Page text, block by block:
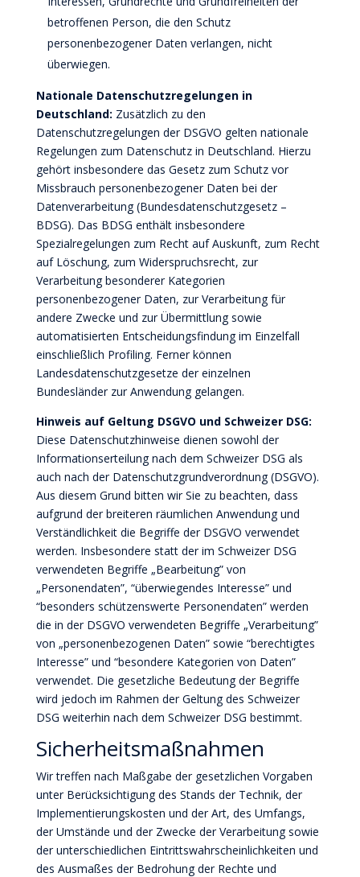
betroffenen Person, die den Schutz
personenbezogener Daten verlangen, nicht
überwiegen.
Nationale Datenschutzregelungen in
Deutschland: Zusätzlich zu den
Datenschutzregelungen der DSGVO gelten nationale
Regelungen zum Datenschutz in Deutschland. Hierzu
gehört insbesondere das Gesetz zum Schutz vor
Missbrauch personenbezogener Daten bei der
Datenverarbeitung (Bundesdatenschutzgesetz –
BDSG). Das BDSG enthält insbesondere
Spezialregelungen zum Recht auf Auskunft, zum Recht
auf Löschung, zum Widerspruchsrecht, zur
Verarbeitung besonderer Kategorien
personenbezogener Daten, zur Verarbeitung für
andere Zwecke und zur Übermittlung sowie
automatisierten Entscheidungsfindung im Einzelfall
einschließlich Profiling. Ferner können
Landesdatenschutzgesetze der einzelnen
Bundesländer zur Anwendung gelangen.
Hinweis auf Geltung DSGVO und Schweizer DSG:
Diese Datenschutzhinweise dienen sowohl der
Informationserteilung nach dem Schweizer DSG als
auch nach der Datenschutzgrundverordnung (DSGVO).
Aus diesem Grund bitten wir Sie zu beachten, dass
aufgrund der breiteren räumlichen Anwendung und
Verständlichkeit die Begriffe der DSGVO verwendet
werden. Insbesondere statt der im Schweizer DSG
verwendeten Begriffe „Bearbeitung” von
„Personendaten”, “überwiegendes Interesse” und
“besonders schützenswerte Personendaten” werden
die in der DSGVO verwendeten Begriffe „Verarbeitung”
von „personenbezogenen Daten” sowie “berechtigtes
Interesse” und “besondere Kategorien von Daten”
verwendet. Die gesetzliche Bedeutung der Begriffe
wird jedoch im Rahmen der Geltung des Schweizer
DSG weiterhin nach dem Schweizer DSG bestimmt.
Sicherheitsmaßnahmen
Wir treffen nach Maßgabe der gesetzlichen Vorgaben
unter Berücksichtigung des Stands der Technik, der
Implementierungskosten und der Art, des Umfangs,
der Umstände und der Zwecke der Verarbeitung sowie
der unterschiedlichen Eintrittswahrscheinlichkeiten und
des Ausmaßes der Bedrohung der Rechte und